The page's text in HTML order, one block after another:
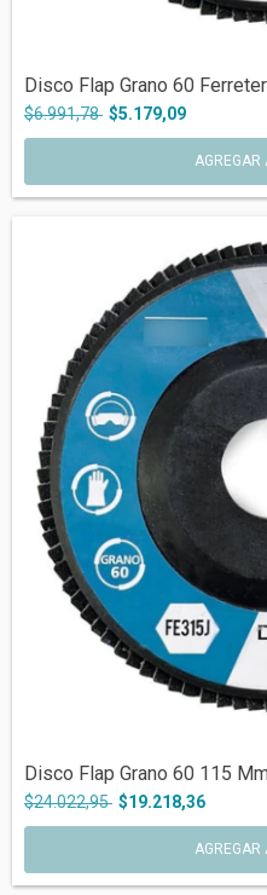
Disco Flap Grano 60
$6.991,78 $5.179,09
AGREGAR
Disco Flap Grano 60 115
$24.022,95 $19.218,36
AGREGAR